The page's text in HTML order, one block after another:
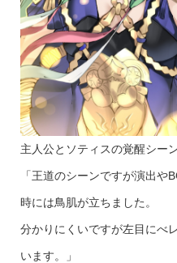
主人公とソティスの覚醒シー
「王道のシーンですが演出や
時には鳥肌が立ちました。
分かりにくいですが左目にべ
います。」